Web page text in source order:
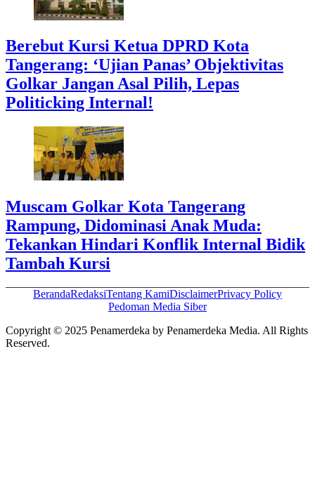
Berebut Kursi Ketua DPRD Kota
Tangerang: ‘Ujian Panas’ Objektivitas
Golkar Jangan Asal Pilih, Lepas
Politicking Internal!
Muscam Golkar Kota Tangerang
Rampung, Didominasi Anak Muda:
Tekankan Hindari Konflik Internal Bidik
Tambah Kursi
BerandaRedaksiTentang KamiDisclaimerPrivacy Policy
Pedoman Media Siber
Copyright © 2025 Penamerdeka by Penamerdeka Media. All Rights
Reserved.